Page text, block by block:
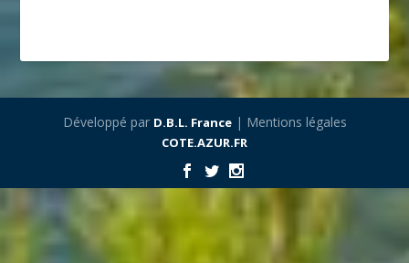
Développé par D.B.L. France| Mentions légales
COTE.AZUR.FR